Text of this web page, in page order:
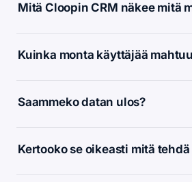
Mitä Cloopin CRM näkee mitä
Kuinka monta käyttäjää
Saammeko datan ulos?
Kertooko se oikeasti mitä